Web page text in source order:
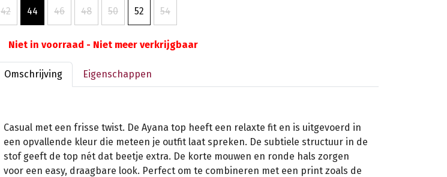
42 44 46 48 50 52 54
Niet in voorraad - Niet meer verkrijgbaar
Omschrijving Eigenschappen
Casual met een frisse twist. De Ayana top heeft een relaxte fit en is uitgevoerd in
een opvallende kleur die meteen je outfit laat spreken. De subtiele structuur in de
stof geeft de top nét dat beetje extra. De korte mouwen en ronde hals zorgen
voor een easy, draagbare look. Perfect om te combineren met een print zoals de